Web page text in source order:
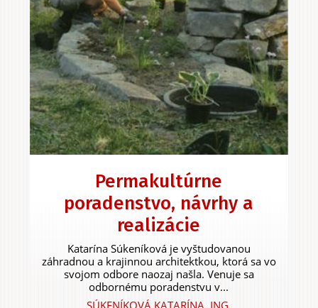
Permakultúrne
poradenstvo, návrhy a
realizácie
Katarína Súkeníková je vyštudovanou
záhradnou a krajinnou architektkou, ktorá sa vo
svojom odbore naozaj našla. Venuje sa
odbornému poradenstvu v...